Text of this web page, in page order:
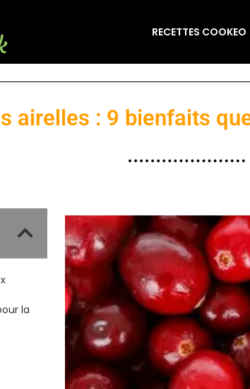
RECETTES COOKEO
airelles : 9 bienfaits
la